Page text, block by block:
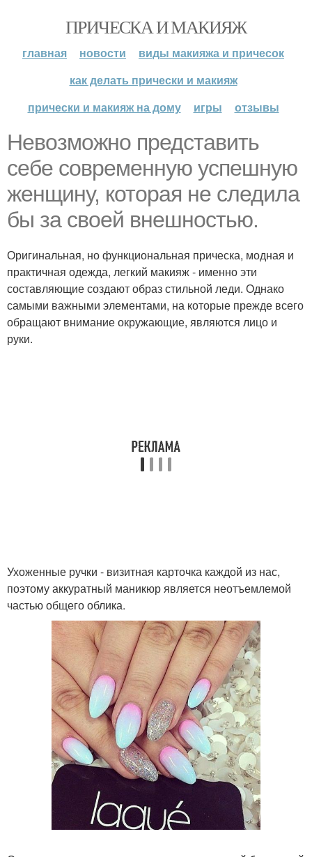
ПРИЧЕСКА И МАКИЯЖ
главная новости
виды макияжа и причесок
как делать прически и макияж
прически и макияж на дому
игры отзывы
Невозможно представить
себе современную успешную
женщину, которая не следила
бы за своей внешностью.
Оригинальная, но функциональная прическа, модная и
практичная одежда, легкий макияж - именно эти
составляющие создают образ стильной леди. Однако
самыми важными элементами, на которые прежде всего
обращают внимание окружающие, являются лицо и
руки.
Ухоженные ручки - визитная карточка каждой из нас,
поэтому аккуратный маникюр является неотъемлемой
частью общего облика.